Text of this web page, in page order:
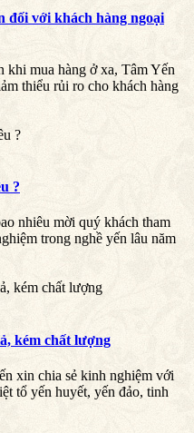
đối với khách hàng ngoại
khi mua hàng ở xa, Tâm Yến
thiểu rủi ro cho khách hàng
?
nhiêu mời quý khách tham
trong nghề yến lâu năm
kém chất lượng
xin chia sẻ kinh nghiệm với
tổ yến huyết, yến đảo, tinh